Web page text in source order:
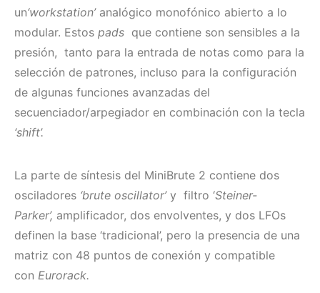
un‘workstation’analógico monofónico abierto a lo
modular. Estos pads que contiene son sensibles a la
presión, tanto para la entrada de notas como para la
selección de patrones, incluso para la configuración
de algunas funciones avanzadas del
secuenciador/arpegiador en combinación con la tecla
‘shift’.
La parte de síntesis del MiniBrute 2 contiene dos
osciladores ‘brute oscillator’y filtro ‘Steiner-
Parker’, amplificador, dos envolventes, y dos LFOs
definen la base ‘tradicional’, pero la presencia de una
matriz con 48 puntos de conexión y compatible
con Eurorack.